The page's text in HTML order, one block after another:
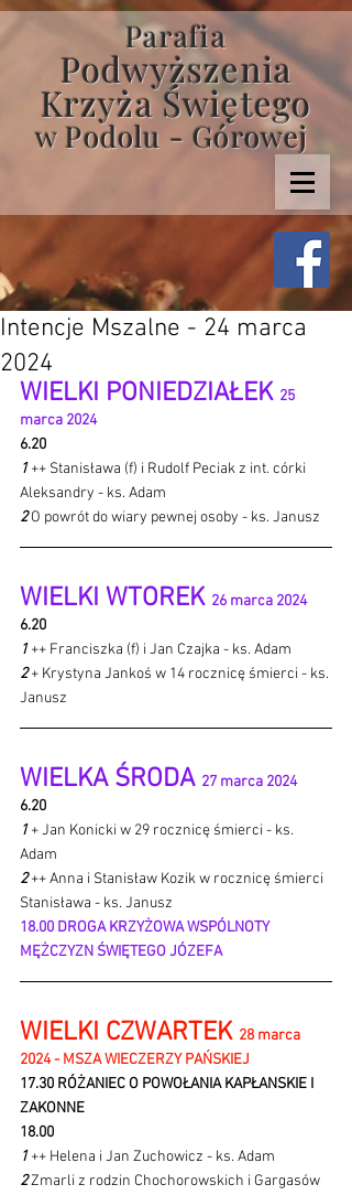
Parafia
Podwyższenia
Krzyża Świętego
w Podolu - Górowej
Intencje Mszalne - 24 marca
2024
WIELKI PONIEDZIAŁEK 25
marca 2024
6.20
1 ++ Stanisława (f) i Rudolf Peciak z int. córki
Aleksandry - ks. Adam
2 O powrót do wiary pewnej osoby - ks. Janusz
WIELKI WTOREK 26 marca 2024
6.20
1 ++ Franciszka (f) i Jan Czajka - ks. Adam
2 + Krystyna Jankoś w 14 rocznicę śmierci - ks.
Janusz
WIELKA ŚRODA 27 marca 2024
6.20
1 + Jan Konicki w 29 rocznicę śmierci - ks.
Adam
2 ++ Anna i Stanisław Kozik w rocznicę śmierci
Stanisława - ks. Janusz
18.00 DROGA KRZYŻOWA WSPÓLNOTY
MĘŻCZYZN ŚWIĘTEGO JÓZEFA
WIELKI CZWARTEK 28 marca
2024 - MSZA WIECZERZY PAŃSKIEJ
17.30 RÓŻANIEC O POWOŁANIA KAPŁANSKIE I
ZAKONNE
18.00
1 ++ Helena i Jan Zuchowicz - ks. Adam
2 Zmarli z rodzin Chochorowskich i Gargasów